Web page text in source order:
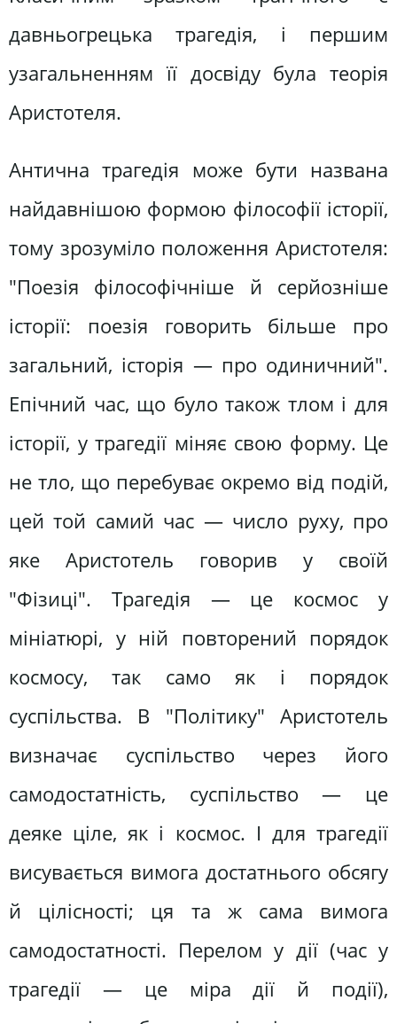
давньогрецька трагедія, і першим
узагальненням її досвіду була теорія
Аристотеля.
Антична трагедія може бути названа
найдавнішою формою філософії історії,
тому зрозуміло положення Аристотеля:
"Поезія філософічніше й серйозніше
історії: поезія говорить більше про
загальний, історія — про одиничний".
Епічний час, що було також тлом і для
історії, у трагедії міняє свою форму. Це
не тло, що перебуває окремо від подій,
цей той самий час — число руху, про
яке Аристотель говорив у своїй
"Фізиці". Трагедія — це космос у
мініатюрі, у ній повторений порядок
космосу, так само як і порядок
суспільства. В "Політику" Аристотель
визначає суспільство через його
самодостатність, суспільство — це
деяке ціле, як і космос. І для трагедії
висувається вимога достатнього обсягу
й цілісності; ця та ж сама вимога
самодостатності. Перелом у дії (час у
трагедії — це міра дії й події),